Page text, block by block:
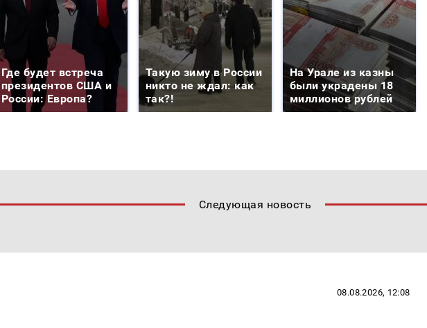
Где будет встреча
президентов США и
России: Европа?
Такую зиму в России
никто не ждал: как
так?!
На Урале из казны
были украдены 18
миллионов рублей
Следующая новость
08.08.2026, 12:08